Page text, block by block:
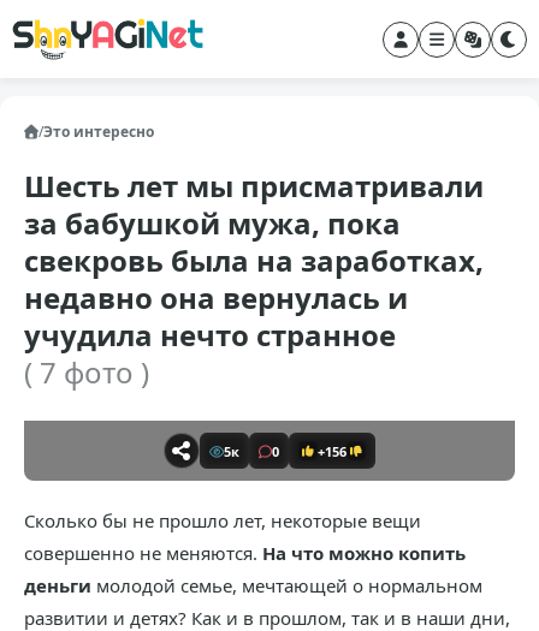
/Это интересно
Шесть лет мы присматривали
за бабушкой мужа, пока
свекровь была на заработках,
недавно она вернулась и
учудила нечто странное
( 7 фото )
5к 0 +156
Сколько бы не прошло лет, некоторые вещи
совершенно не меняются. На что можно копить
деньги молодой семье, мечтающей о нормальном
развитии и детях? Как и в прошлом, так и в наши дни,